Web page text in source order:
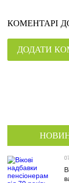
КОМЕНТАРІ
ДОДАТИ